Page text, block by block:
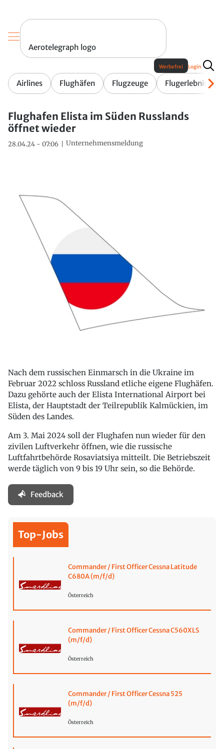
Aerotelegraph logo
Airlines Flughäfen Flugzeuge Flugerlebnis
Werbefrei Login
Flughafen Elista im Süden Russlands
öffnet wieder
28.04.24 - 07:06 Unternehmensmeldung
Nach dem russischen Einmarsch in die Ukraine im
Februar 2022 schloss Russland etliche eigene Flughäfen.
Dazu gehörte auch der Elista International Airport bei
Elista, der Hauptstadt der Teilrepublik Kalmückien, im
Süden des Landes.
Am 3. Mai 2024 soll der Flughafen nun wieder für den
zivilen Luftverkehr öffnen, wie die russische
Luftfahrtbehörde Rosaviatsiya mitteilt. Die Betriebszeit
werde täglich von 9 bis 19 Uhr sein, so die Behörde.
Feedback
Top-Jobs
Commander / First Officer Cessna Latitude
C680A (m/f/d)
Österreich
Commander / First Officer Cessna C560XLS
(m/f/d)
Österreich
Commander / First Officer Cessna 525
(m/f/d)
Österreich